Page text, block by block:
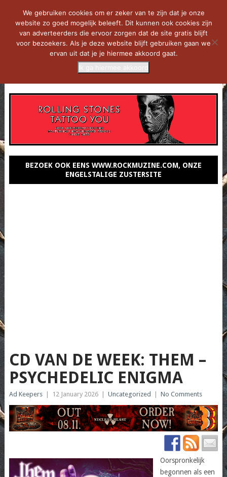
BEZOEK OOK EENS WWW.ROCKMUZINE.COM, ONZE
ENGELSTALIGE ZUSTERSITE
CD VAN DE WEEK: THEM –
PSYCHEDELIC ENIGMA
Ad Keepers 12 January 2026 Uncategorized No Comments
Oorspronkelijk
begonnen als een
We gebruiken cookies om er zeker van te zijn dat je onze
website zo goed mogelijk beleeft. Dit kunnen ook cookies zijn
van adverteerders die ervoor zorgen dat de site gratis blijft
voor bezoekers. Als je deze website blijft gebruiken gaan we
ervan uit dat je je hiermee akkoord gaat.
Ik ga hiermee akkoord